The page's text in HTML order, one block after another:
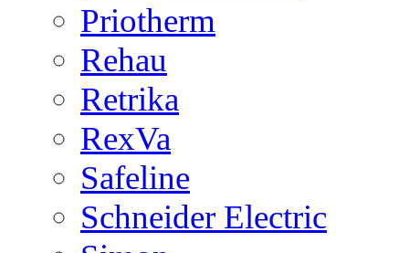
Priotherm
Rehau
Retrika
RexVa
Safeline
Schneider Electric